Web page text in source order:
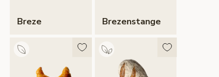
Breze Brezenstange